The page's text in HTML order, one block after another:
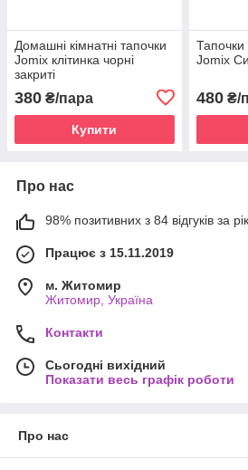
Домашні кімнатні тапочки
Jomix клітинка чорні
закриті
380 ₴/пара
Купити
Тапочки
Jomix
480₴/
Про нас
98% позитивних з 84 відгуків за рік
Працює з 15.11.2019
м. Житомир
Житомир, Україна
Контакти
Сьогодні вихідний
Показати весь графік роботи
Про нас